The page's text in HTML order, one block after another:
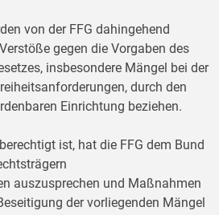
von der FFG dahingehend
gegen die Vorgaben des
insbesondere Mängel bei der
durch den
Einrichtung beziehen.
ist, hat die FFG dem Bund
auszusprechen und Maßnahmen
der vorliegenden Mängel